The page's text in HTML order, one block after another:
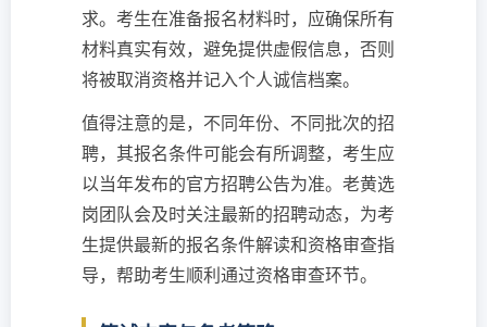
求。考生在准备报名材料时，应确保所有
材料真实有效，避免提供虚假信息，否则
将被取消资格并记入个人诚信档案。
值得注意的是，不同年份、不同批次的招
聘，其报名条件可能会有所调整，考生应
以当年发布的官方招聘公告为准。老黄选
岗团队会及时关注最新的招聘动态，为考
生提供最新的报名条件解读和资格审查指
导，帮助考生顺利通过资格审查环节。